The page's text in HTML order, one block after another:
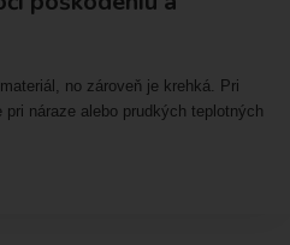
no zároveň je krehká. Pri
náraze alebo prudkých teplotných